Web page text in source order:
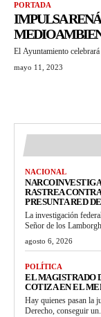
PORTADA
IMPULSA
El Ayuntamiento
mayo 11, 2023
NACIONAL
RASTREA
PRESUNTA RED
La investigación
Señor de los
agosto 6, 2026
POLÍTICA
EL MAGISTRADO
COTIZA EN EL
Hay quienes pasan la
Derecho, conseguir